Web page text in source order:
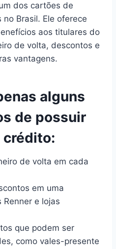
dos cartões de
Brasil. Ele oferece
aos titulares do
de volta, descontos e
vantagens.
alguns
de possuir
crédito:
de volta em cada
em uma
e lojas
que podem ser
como vales-presente